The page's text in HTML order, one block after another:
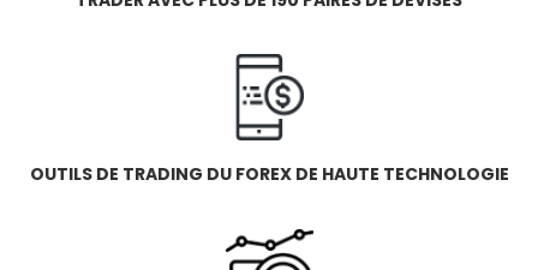
OUTILS DE TRADING DU FOREX DE HAUTE TECHNOLOGIE